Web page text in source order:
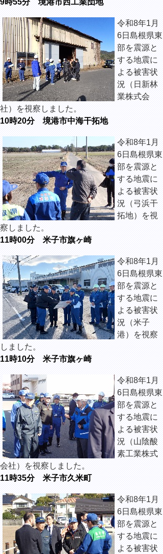
9時55分境港市西工業団地
令和8年1月
6日島根県東
部を震源と
する地震に
よる被害状
況（日新林
業株式会
社）を視察しました。
10時20分 境港市中海干拓地
令和8年1月
6日島根県東
部を震源と
する地震に
よる被害状
況（弓浜干
拓地）を視
察しました。
11時00分 米子市旗ヶ崎
令和8年1月
6日島根県東
部を震源と
する地震に
よる被害状
況（米子
港）を視察
しました。
11時10分 米子市旗ヶ崎
令和8年1月
6日島根県東
部を震源と
する地震に
よる被害状
況（山陰酸
素工業株式
会社）を視察しました。
11時35分 米子市久米町
令和8年1月
6日島根県東
部を震源と
する地震に
よる被害状